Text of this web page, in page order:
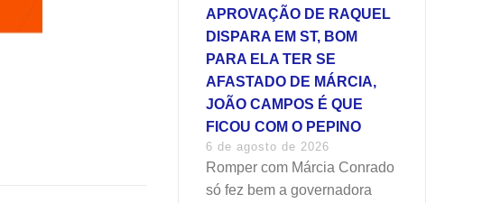
APROVAÇÃO DE RAQUEL
DISPARA EM ST, BOM
PARA ELA TER SE
AFASTADO DE MÁRCIA,
JOÃO CAMPOS É QUE
FICOU COM O PEPINO
6 de agosto de 2026
Romper com Márcia Conrado
só fez bem a governadora